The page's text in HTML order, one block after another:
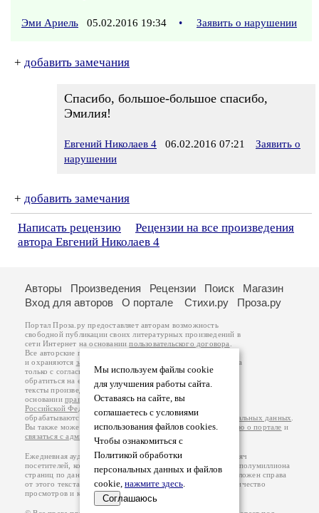
Эми Ариель 05.02.2016 19:34 • Заявить о нарушении
+ добавить замечания
Спасибо, большое-большое спасибо,
Эмилия!
Евгений Николаев 4 06.02.2016 07:21
Заявить о
нарушении
+ добавить замечания
Написать рецензию
Рецензии на все произведения
автора Евгений Николаев 4
Мы используем файлы cookie
для улучшения работы сайта.
Оставаясь на сайте, вы
соглашаетесь с условиями
использования файлов cookies.
Чтобы ознакомиться с
Политикой обработки
персональных данных и файлов
cookie, нажмите здесь.
Соглашаюсь
Авторы Произведения Рецензии Поиск
Магазин
Вход для авторов
О портале Стихи.ру Проза.ру
Портал Проза.ру предоставляет авторам возможность
свободной публикации своих литературных произведений в
сети Интернет на основаниипользовательского договора
Все авторские права на произведения принадлежат авторам
и охраняются законом
. Перепечатка произведений возможна
только с согласия его автора, к которому вы можете
обратиться на его авторской странице. Ответственность за
тексты произведений авторы несут самостоятельно на
основанииправил публикацииизаконодательства
Российской Федерации
обрабатываются на основанииПолитики обработки персональных данных
Вы также можете посмотреть более подробнуюинформацию о портале и
связаться с администрацией
Ежедневная аудитория портала Проза.ру – порядка 100 тысяч
посетителей, которые в общей сумме просматривают более полумиллиона
страниц по данным счетчика посещаемости, который расположен справа
от этого текста. В каждой графе указано по две цифры: количество
просмотров и количество посетителей.